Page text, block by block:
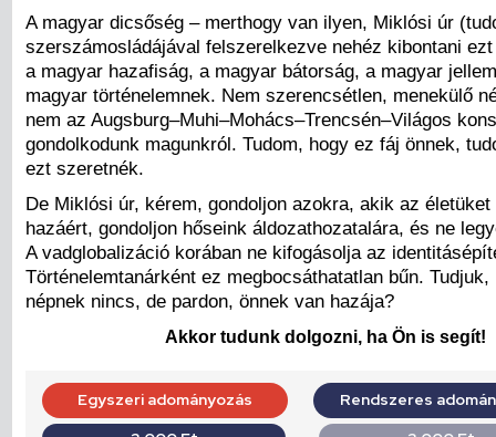
A magyar dicsőség – merthogy van ilyen, Miklósi úr
szerszámosládájával felszerelkezve nehéz kibontani
a magyar hazafiság, a magyar bátorság, a magyar
magyar történelemnek. Nem szerencsétlen, menekülő
nem az Augsburg–Muhi–Mohács–Trencsén–Világos
gondolkodunk magunkról. Tudom, hogy ez fáj önnek,
ezt szeretnék.
De Miklósi úr, kérem, gondoljon azokra, akik az életüket
hazáért, gondoljon hőseink áldozathozatalára, és ne
A vadglobalizáció korában ne kifogásolja az
Történelemtanárként ez megbocsáthatatlan bűn. Tudjuk,
népnek nincs, de pardon, önnek van hazája?
Akkor tudunk dolgozni, ha Ön is segít!